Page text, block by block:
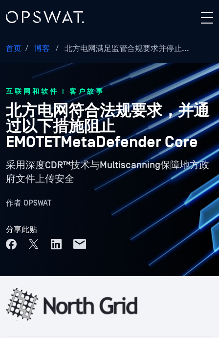
首页 / 博客 / 北方电网满足监管合规要求并停止...
互联网和软件 | 客户故事
北方电网符合法规要求，并通
过以下措施阻止
EMOTETMetaDefender Core
采用深度CDR™技术与Multiscanning保障地方政
府文件上传安全
作者 OPSWAT
分享此贴